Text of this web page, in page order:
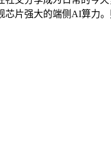
片强大的端侧AI算力